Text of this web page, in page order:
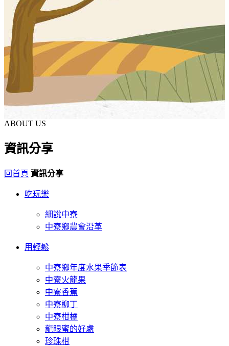
ABOUT US
資訊分享
回首頁 資訊分享
吃玩樂
細說中寮
中寮鄉農會沿革
用輕鬆
中寮鄉年度水果季節表
中寮火龍果
中寮香蕉
中寮柳丁
中寮柑橘
龍眼蜜的好處
珍珠柑